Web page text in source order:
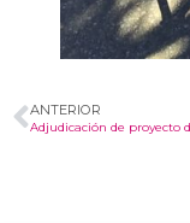
ANTERIOR